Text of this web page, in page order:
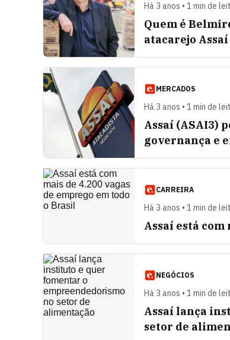
Há 3 anos • 1 min de
Quem é
atacarejo Assaí
MERCADOS
Há 3 anos • 1 min de
Assaí (ASAI3)
governança e
CARREIRA
Há 3 anos • 1 min de
Assaí está com
NEGÓCIOS
Há 3 anos • 1 min de
Assaí lança
setor de